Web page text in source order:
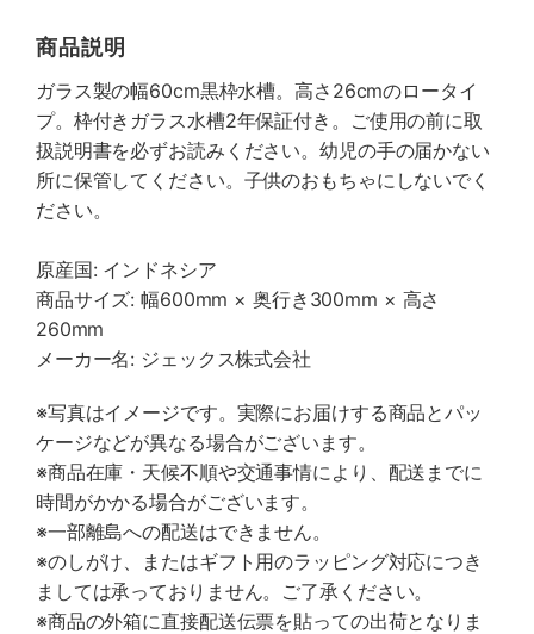
商品説明
ガラス製の幅60cm黒枠水槽。高さ26cmのロータイ
プ。枠付きガラス水槽2年保証付き。ご使用の前に取
扱説明書を必ずお読みください。幼児の手の届かない
所に保管してください。子供のおもちゃにしないでく
ださい。
原産国: インドネシア
商品サイズ: 幅600mm × 奥行き300mm × 高さ
260mm
メーカー名: ジェックス株式会社
※写真はイメージです。実際にお届けする商品とパッ
ケージなどが異なる場合がございます。
※商品在庫・天候不順や交通事情により、配送までに
時間がかかる場合がございます。
※一部離島への配送はできません。
※のしがけ、またはギフト用のラッピング対応につき
ましては承っておりません。ご了承ください。
※商品の外箱に直接配送伝票を貼っての出荷となりま